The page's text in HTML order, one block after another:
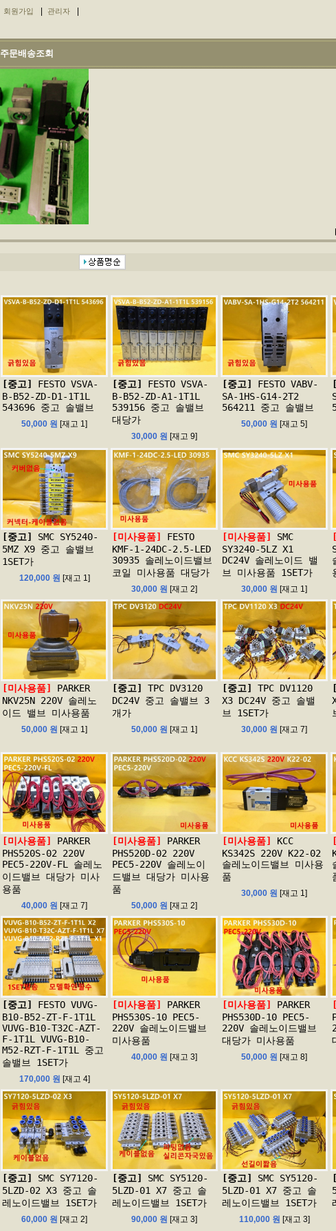
회원가입 관리자
주문배송조회
[중고]
FESTO VSVA-
B-B52-ZD-D1-1T1L
543696 중고 솔밸브
50,000 원 [재고 1]
[중고]
FESTO VSVA-
B-B52-ZD-A1-1T1L
539156 중고 솔밸브
대당가
30,000 원 [재고 9]
[중고]
FESTO VABV-
SA-1HS-G14-2T2
564211 중고 솔밸브
50,000 원 [재고 5]
[중고]
SMC SY5240-
5MZ X9 중고 솔밸브
1SET가
120,000 원 [재고 1]
[미사용품]
FESTO
KMF-1-24DC-2.5-LED
30935 솔레노이드밸브
코일 미사용품 대당가
30,000 원 [재고 2]
[미사용품]
SMC
SY3240-5LZ X1
DC24V 솔레노이드 밸
브 미사용품 1SET가
30,000 원 [재고 1]
[미사용품]
PARKER
NKV25N 220V 솔레노
이드 밸브 미사용품
50,000 원 [재고 1]
[중고]
TPC DV3120
DC24V 중고 솔밸브 3
개가
50,000 원 [재고 1]
[중고]
TPC DV1120
X3 DC24V 중고 솔밸
브 1SET가
30,000 원 [재고 7]
[미사용품]
PARKER
PHS520S-02 220V
PEC5-220V-FL 솔레노
이드밸브 대당가 미사
용품
40,000 원 [재고 7]
[미사용품]
PARKER
PHS520D-02 220V
PEC5-220V 솔레노이
드밸브 대당가 미사용
품
50,000 원 [재고 2]
[미사용품]
KCC
KS342S 220V K22-02
솔레노이드밸브 미사용
품
30,000 원 [재고 1]
[중고]
FESTO VUVG-
B10-B52-ZT-F-1T1L
VUVG-B10-T32C-AZT-
F-1T1L VUVG-B10-
M52-RZT-F-1T1L 중고
솔밸브 1SET가
170,000 원 [재고 4]
[미사용품]
PARKER
PHS530S-10 PEC5-
220V 솔레노이드밸브
미사용품
40,000 원 [재고 3]
[미사용품]
PARKER
PHS530D-10 PEC5-
220V 솔레노이드밸브
대당가 미사용품
50,000 원 [재고 8]
[중고]
SMC SY7120-
5LZD-02 X3 중고 솔
레노이드밸브 1SET가
60,000 원 [재고 2]
[중고]
SMC SY5120-
5LZD-01 X7 중고 솔
레노이드밸브 1SET가
90,000 원 [재고 3]
[중고]
SMC SY5120-
5LZD-01 X7 중고 솔
레노이드밸브 1SET가
110,000 원 [재고 3]